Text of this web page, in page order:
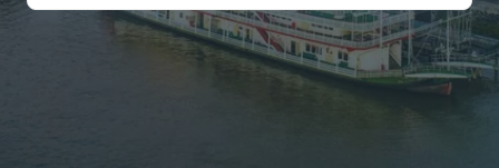
Voyager en toute simplicité avec